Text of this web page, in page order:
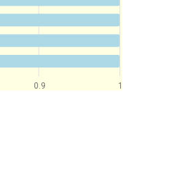
0.9 1